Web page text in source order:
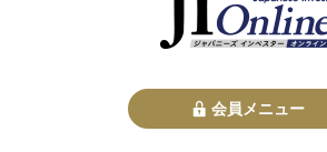
会員メニュー